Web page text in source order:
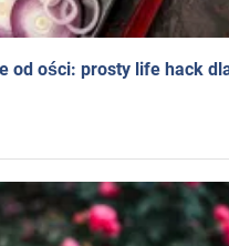
od ości: prosty life hack